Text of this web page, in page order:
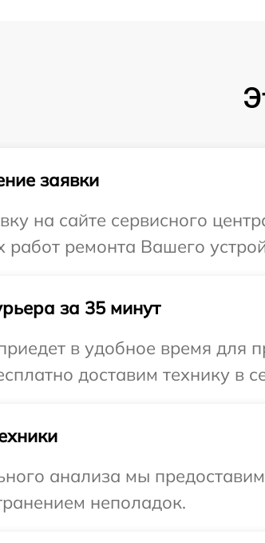
заявки
на сайте сервисного
ремонта Вашего
за 35 минут
в удобное время для
доставим технику в
анализа мы
неполадок.